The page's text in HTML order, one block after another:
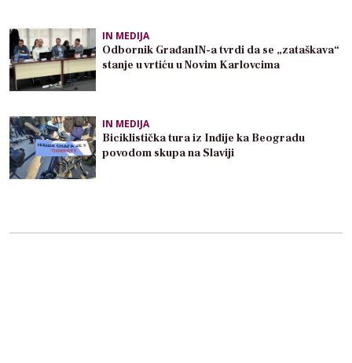
IN MEDIJA
Odbornik GrađanIN-a tvrdi da se „zataškava“
stanje u vrtiću u Novim Karlovcima
IN MEDIJA
Biciklistička tura iz Inđije ka Beogradu
povodom skupa na Slaviji